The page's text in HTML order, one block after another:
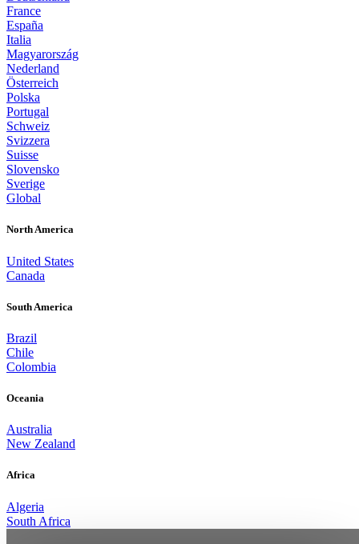
France
España
Italia
Magyarország
Nederland
Österreich
Polska
Portugal
Schweiz
Svizzera
Suisse
Slovensko
Sverige
Global
North America
United States
Canada
South America
Brazil
Chile
Colombia
Oceania
Australia
New Zealand
Africa
Algeria
South Africa